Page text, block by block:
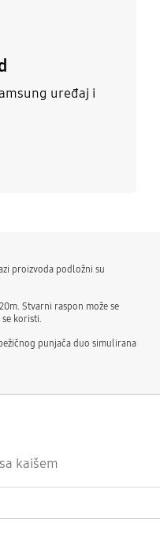
uređaj i
proizvoda podložni su
Stvarni raspon može se
koristi.
punjača duo simulirana
kaišem